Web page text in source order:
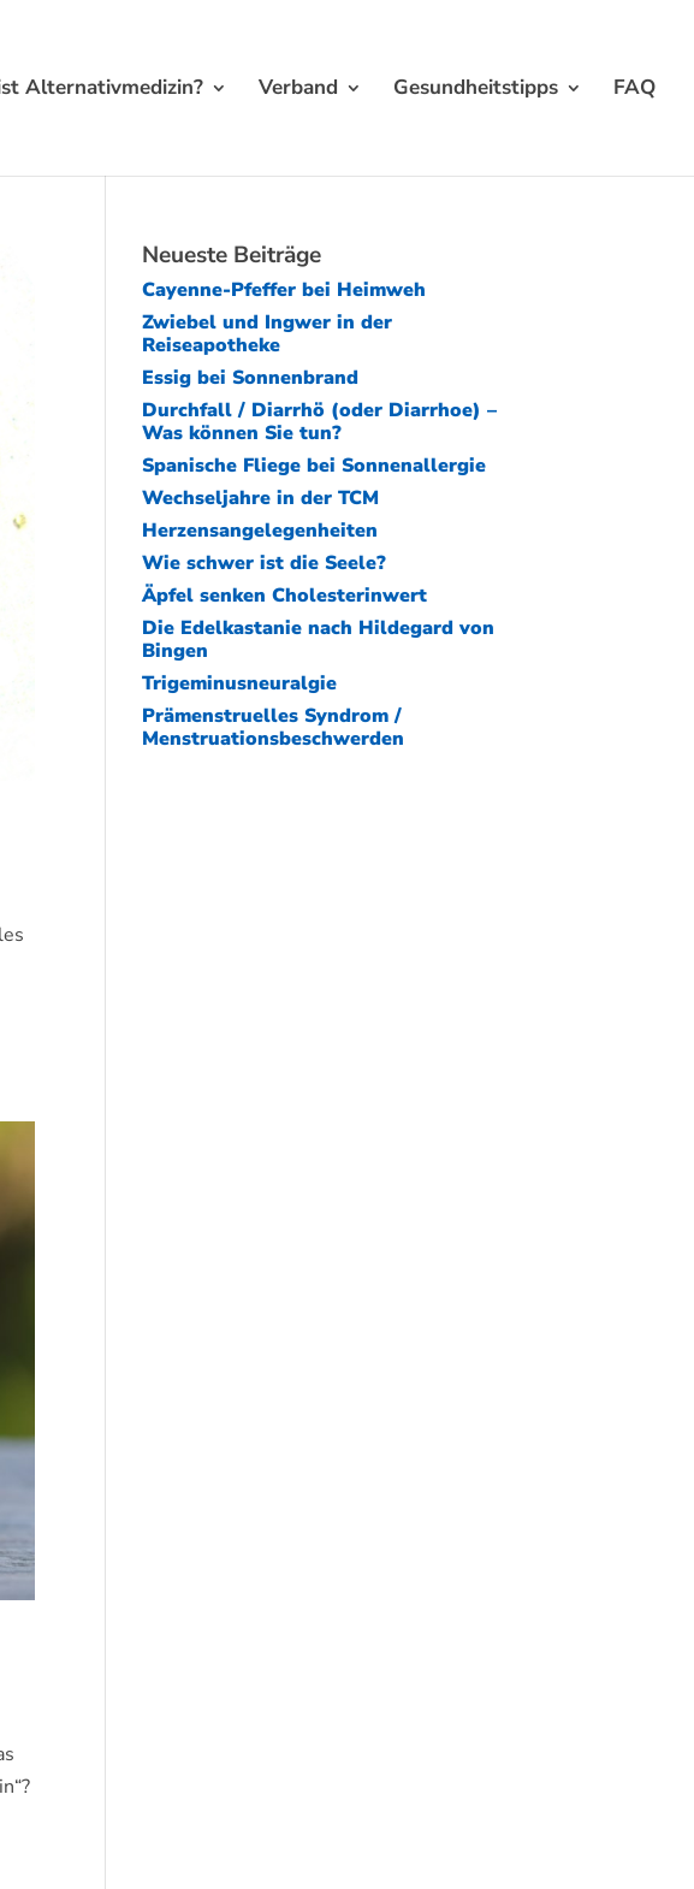
Alternativmedizin? Verband Gesundheitstipps FAQ
Neueste Beiträge
Cayenne-Pfeffer bei Heimweh
Zwiebel und Ingwer in der
Reiseapotheke
Essig bei Sonnenbrand
Durchfall / Diarrhö (oder Diarrhoe) –
Was können Sie tun?
Spanische Fliege bei Sonnenallergie
Wechseljahre in der TCM
Herzensangelegenheiten
Wie schwer ist die Seele?
Äpfel senken Cholesterinwert
Die Edelkastanie nach Hildegard von
Bingen
Trigeminusneuralgie
Prämenstruelles Syndrom /
Menstruationsbeschwerden